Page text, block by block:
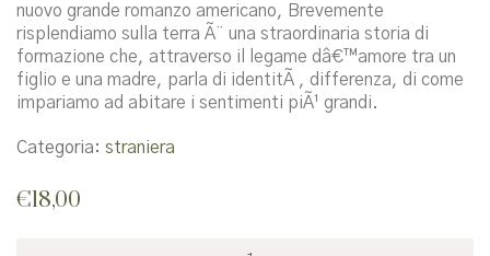
nuovo grande romanzo americano, Brevemente
risplendiamo sulla terra Ã¨ una straordinaria storia di
formazione che, attraverso il legame dâ€™amore tra un
figlio e una madre, parla di identitÃ , differenza, di come
impariamo ad abitare i sentimenti piÃ¹ grandi.
Categoria: straniera
€18,00